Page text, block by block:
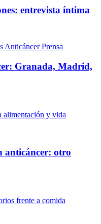
entrevista íntima
Prensa
Granada, Madrid,
anticáncer: otro